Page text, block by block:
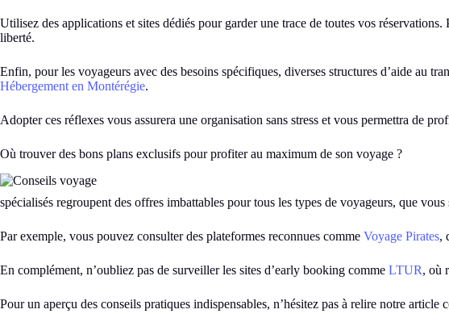
Utilisez des applications et sites dédiés pour garder une trace de toutes vos
liberté.
Enfin, pour les voyageurs avec des besoins spécifiques, diverses structures d’aide au
Hébergement en Montérégie.
Adopter ces réflexes vous assurera une organisation sans stress et vous permettra de
Où trouver des bons plans exclusifs pour profiter au maximum de son voyage ?
spécialisés regroupent des offres imbattables pour tous les types de voyageurs, que
Par exemple, vous pouvez consulter des plateformes reconnues comme Voyage Pirates,
En complément, n’oubliez pas de surveiller les sites d’early booking comme LTUR, où
Pour un aperçu des conseils pratiques indispensables, n’hésitez pas à relire notre article